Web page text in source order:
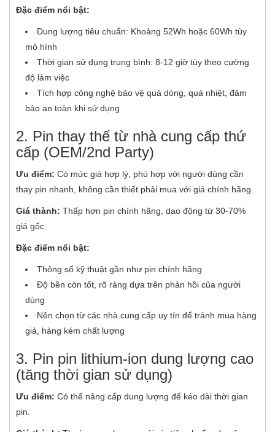
Đặc điểm nổi bật:
Dung lượng tiêu chuẩn: Khoảng 52Wh hoặc 60Wh tùy
mô hình
Thời gian sử dụng trung bình: 8-12 giờ tùy theo cường
độ làm việc
Tích hợp công nghệ bảo vệ quá dòng, quá nhiệt, đảm
bảo an toàn khi sử dụng
2. Pin thay thế từ nhà cung cấp thứ
cấp (OEM/2nd Party)
Ưu điểm: Có mức giá hợp lý, phù hợp với người dùng cần
thay pin nhanh, không cần thiết phải mua với giá chính hãng.
Giá thành: Thấp hơn pin chính hãng, dao động từ 30-70%
giá gốc.
Đặc điểm nổi bật:
Thông số kỹ thuật gần như pin chính hãng
Độ bền còn tốt, rõ ràng dựa trên phản hồi của người
dùng
Nên chọn từ các nhà cung cấp uy tín để tránh mua hàng
giả, hàng kém chất lượng
3. Pin pin lithium-ion dung lượng cao
(tăng thời gian sử dụng)
Ưu điểm: Có thể nâng cấp dung lượng để kéo dài thời gian
pin.